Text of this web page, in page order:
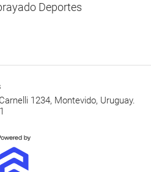
Deportes
1234, Montevido, Uruguay.